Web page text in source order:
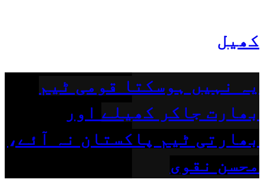
کھیل
یہ نہیں ہوسکتا قومی ٹیم
بھارت جاکر کھیلے اور
بھارتی ٹیم پاکستان نہ آئے،
محسن نقوی